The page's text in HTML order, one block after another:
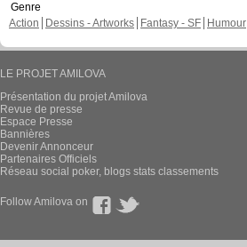
Genre
Action
Dessins - Artworks Fantasy - SF Humour
LE PROJET AMILOVA
Présentation du projet Amilova
Revue de presse
Espace Presse
Bannières
Devenir Annonceur
Partenaires Officiels
Réseau social poker, blogs stats classements
Follow Amilova on